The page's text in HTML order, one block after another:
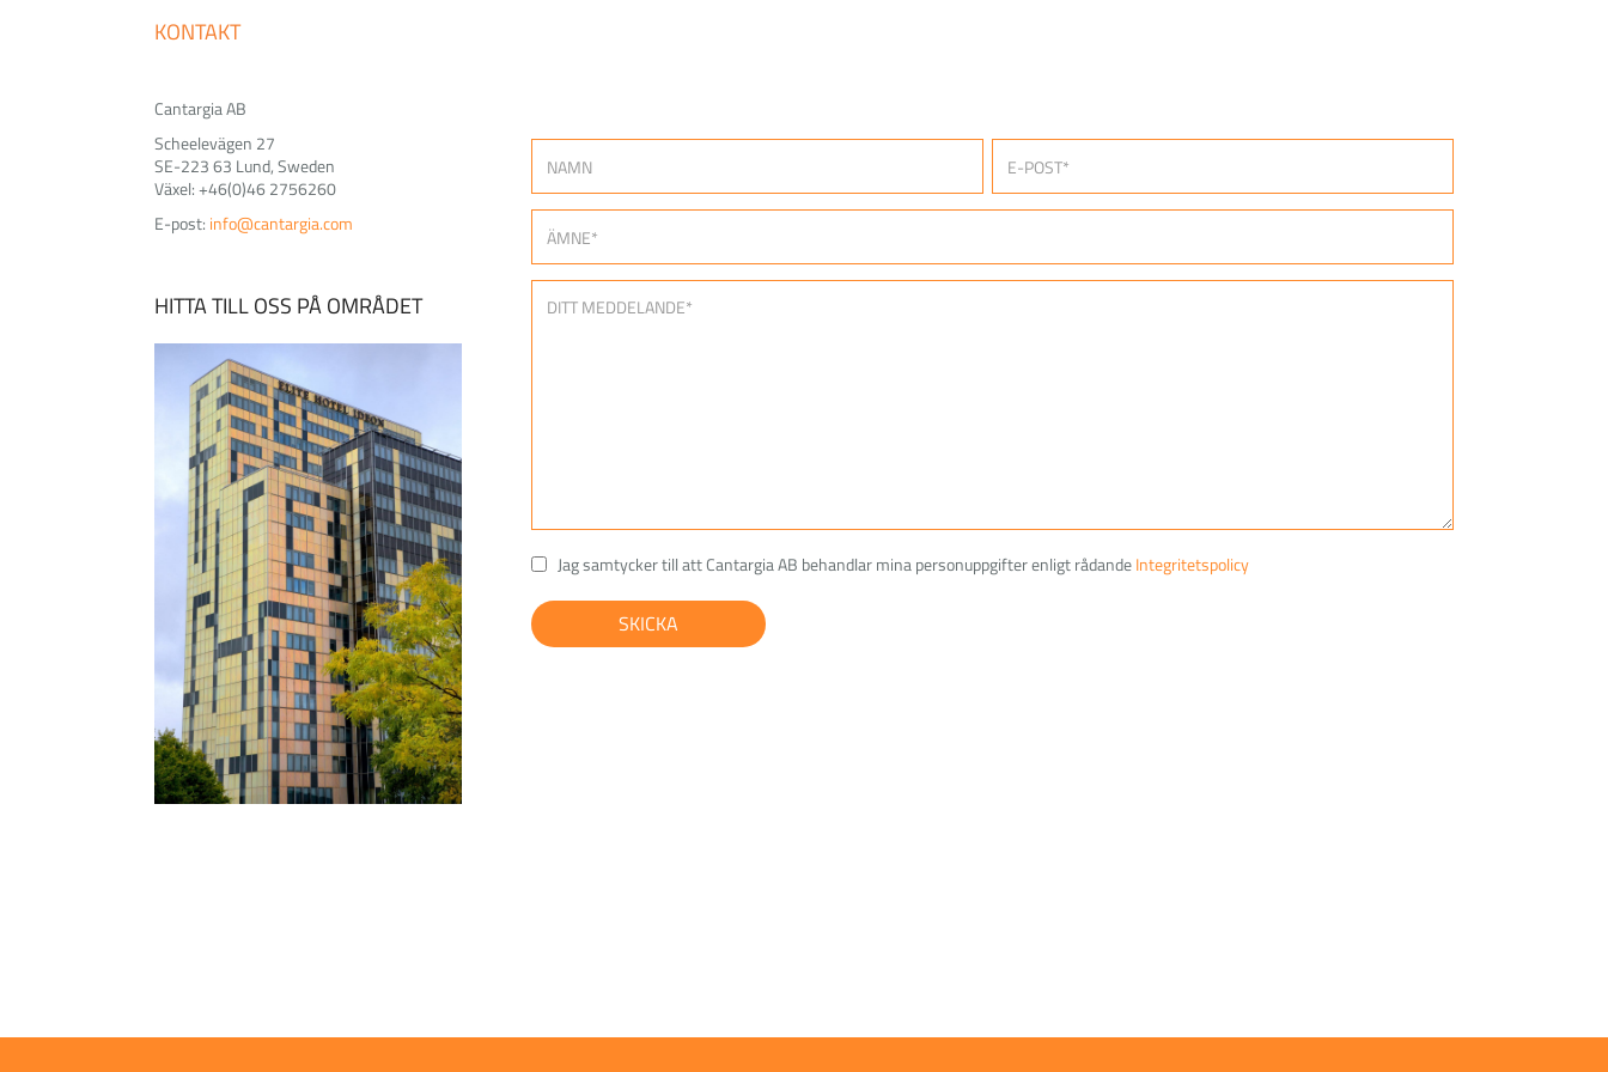
KONTAKT
Cantargia AB
Scheelevägen 27
SE-223 63 Lund, Sweden
Växel: +46(0)46 2756260
E-post: info@cantargia.com
HITTA TILL OSS PÅ OMRÅDET
Jag samtycker till att Cantargia AB behandlar mina personuppgifter enligt rådandeIntegritetspolicy